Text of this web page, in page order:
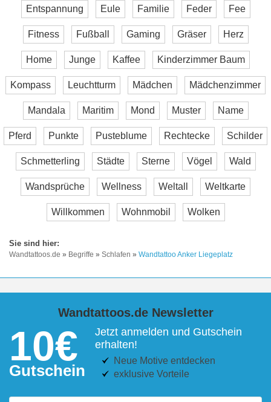
Entspannung Eule Familie Feder Fee
Fitness Fußball Gaming Gräser Herz
Home Junge Kaffee Kinderzimmer Baum
Kompass Leuchtturm Mädchen Mädchenzimmer
Mandala Maritim Mond Muster Name
Pferd Punkte Pusteblume Rechtecke Schilder
Schmetterling Städte Sterne Vögel Wald
Wandsprüche Wellness Weltall Weltkarte
Willkommen Wohnmobil Wolken
Wandtattoos.de » Begriffe » Schlafen » Wandtattoo Anker Liegeplatz
Wandtattoos.de Newsletter
10€
Gutschein
Jetzt anmelden und Gutschein
erhalten!
Neue Motive entdecken
exklusive Vorteile